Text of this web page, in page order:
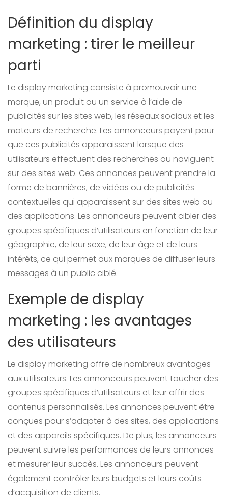
Définition du display
marketing : tirer le meilleur
parti
Le display marketing consiste à promouvoir une
marque, un produit ou un service à l’aide de
publicités sur les sites web, les réseaux sociaux et les
moteurs de recherche. Les annonceurs payent pour
que ces publicités apparaissent lorsque des
utilisateurs effectuent des recherches ou naviguent
sur des sites web. Ces annonces peuvent prendre la
forme de bannières, de vidéos ou de publicités
contextuelles qui apparaissent sur des sites web ou
des applications. Les annonceurs peuvent cibler des
groupes spécifiques d’utilisateurs en fonction de leur
géographie, de leur sexe, de leur âge et de leurs
intérêts, ce qui permet aux marques de diffuser leurs
messages à un public ciblé.
Exemple de display
marketing : les avantages
des utilisateurs
Le display marketing offre de nombreux avantages
aux utilisateurs. Les annonceurs peuvent toucher des
groupes spécifiques d’utilisateurs et leur offrir des
contenus personnalisés. Les annonces peuvent être
conçues pour s’adapter à des sites, des applications
et des appareils spécifiques. De plus, les annonceurs
peuvent suivre les performances de leurs annonces
et mesurer leur succès. Les annonceurs peuvent
également contrôler leurs budgets et leurs coûts
d’acquisition de clients.